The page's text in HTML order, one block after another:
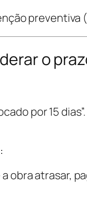
o
por 15
a obra atrasar,